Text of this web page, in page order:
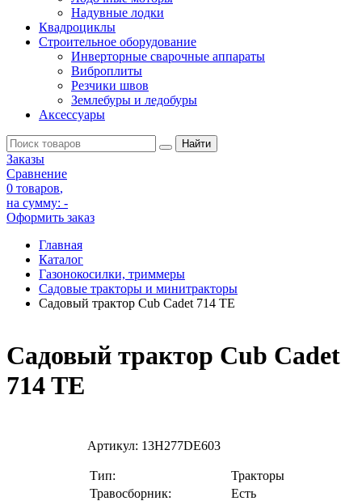
Надувные лодки
Квадроциклы
Строительное оборудование
Инверторные сварочные аппараты
Виброплиты
Резчики швов
Землебуры и ледобуры
Аксессуары
Заказы
Сравнение
0 товаров,
на сумму: -
Оформить заказ
Главная
Каталог
Газонокосилки, триммеры
Садовые тракторы и минитракторы
Садовый трактор Cub Cadet 714 TE
Садовый трактор Cub Cadet
714 TE
Артикул: 13H277DE603
Тип:
Тракторы
Травосборник:
Есть